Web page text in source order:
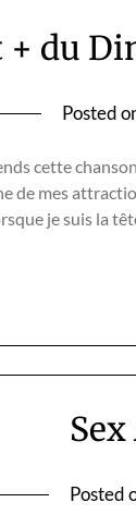
du
Posted
cette
de mes
je suis la
Posted